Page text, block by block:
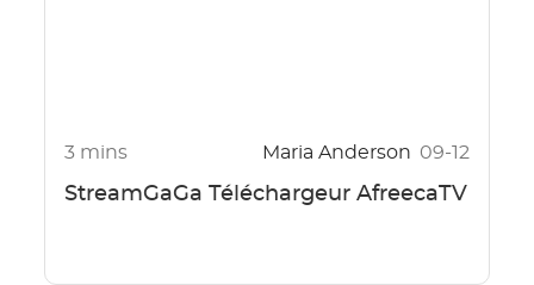
3 mins Maria Anderson 09-12
StreamGaGa Téléchargeur AfreecaTV